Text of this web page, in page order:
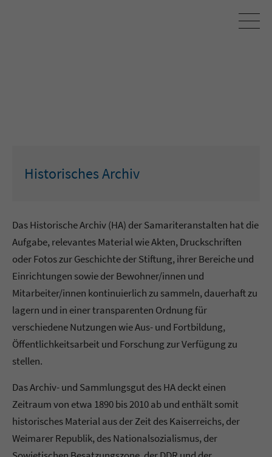
Historisches Archiv
Das Historische Archiv (HA) der Samariteranstalten hat die
Aufgabe, relevantes Material wie Akten, Druckschriften
oder Fotos zur Geschichte der Stiftung, ihrer Bereiche und
Einrichtungen sowie der Bewohner/innen und
Mitarbeiter/innen kontinuierlich zu sammeln, dauerhaft zu
lagern und in einer transparenten Ordnung für
verschiedene Nutzungen wie Aus- und Fortbildung,
Öffentlichkeitsarbeit und Forschung zur Verfügung zu
stellen.
Das Archiv- und Sammlungsgut des HA deckt einen
Zeitraum von etwa 1890 bis 2010 ab und enthält somit
historisches Material aus der Zeit des Kaiserreichs, der
Weimarer Republik, des Nationalsozialismus, der